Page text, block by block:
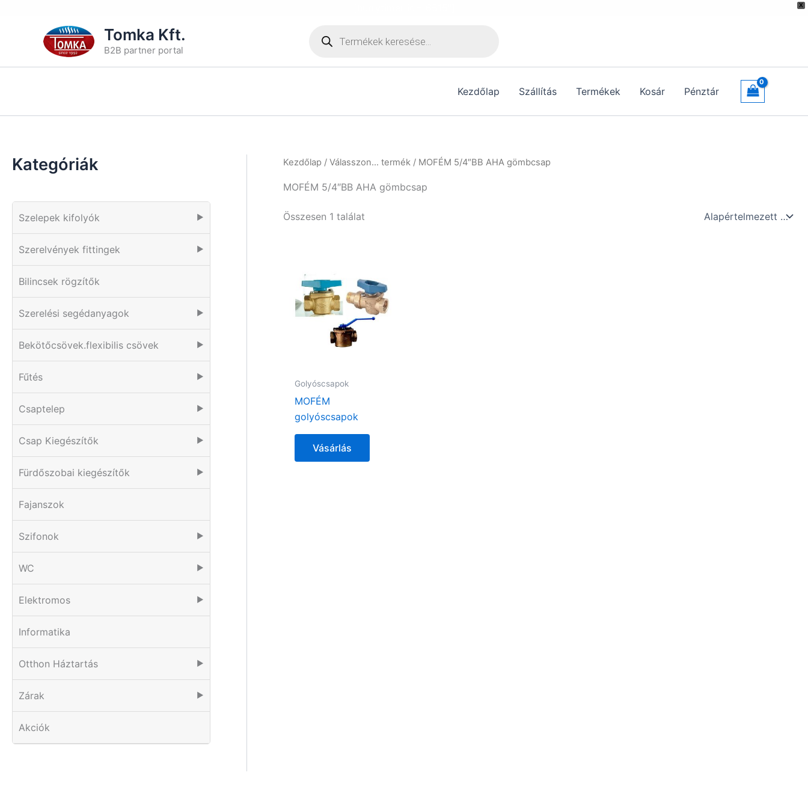
X
Tomka Kft.
B2B partner portal
search
Kezdőlap Szállítás Termékek Kosár Pénztár
Kategóriák
Szelepek kifolyók ▶
Szerelvények fittingek ▶
Bilincsek rögzítők
Szerelési segédanyagok ▶
Bekötőcsövek.flexibilis csövek ▶
Fűtés ▶
Csaptelep ▶
Csap Kiegészítők ▶
Fürdőszobai kiegészítők ▶
Fajanszok
Szifonok ▶
WC ▶
Elektromos ▶
Informatika
Otthon Háztartás ▶
Zárak ▶
Akciók
Kezdőlap / Válasszon... termék / MOFÉM 5/4″BB AHA gömbcsap
MOFÉM 5/4″BB AHA gömbcsap
Összesen 1 találat
Golyóscsapok
MOFÉM
golyóscsapok
Vásárlás